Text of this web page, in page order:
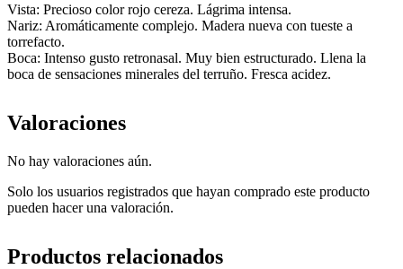
Vista: Precioso color rojo cereza. Lágrima intensa.
Nariz: Aromáticamente complejo. Madera nueva con tueste a
torrefacto.
Boca: Intenso gusto retronasal. Muy bien estructurado. Llena la
boca de sensaciones minerales del terruño. Fresca acidez.
Valoraciones
No hay valoraciones aún.
Solo los usuarios registrados que hayan comprado este producto
pueden hacer una valoración.
Productos relacionados